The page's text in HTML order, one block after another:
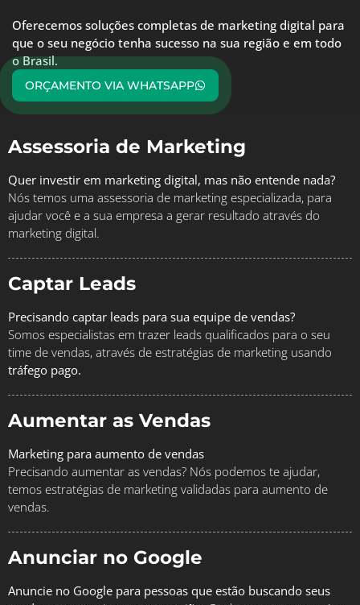
Oferecemos soluções completas de marketing digital para
que o seu negócio tenha sucesso na sua região e em todo
o Brasil.
ORÇAMENTO VIA WHATSAPP
Assessoria de Marketing
Quer investir em marketing digital, mas não entende nada?
Nós temos uma assessoria de marketing especializada, para
ajudar você e a sua empresa a gerar resultado através do
marketing digital.
Captar Leads
Precisando captar leads para sua equipe de vendas?
Somos especialistas em trazer leads qualificados para o seu
time de vendas, através de estratégias de marketing usando
tráfego pago.
Aumentar as Vendas
Marketing para aumento de vendas
Precisando aumentar as vendas? Nós podemos te ajudar,
temos estratégias de marketing validadas para aumento de
vendas.
Anunciar no Google
Anuncie no Google para pessoas que estão buscando seus